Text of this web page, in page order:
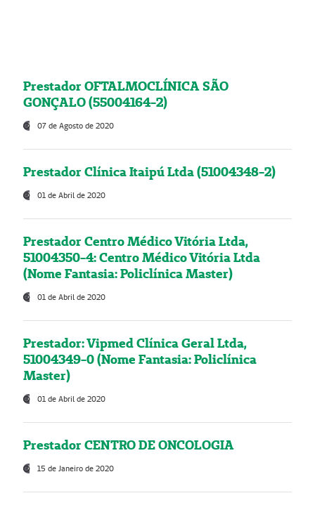
Prestador OFTALMOCLÍNICA SÃO
GONÇALO (55004164-2)
07 de Agosto de 2020
Prestador Clínica Itaipú Ltda (51004348-2)
01 de Abril de 2020
Prestador Centro Médico Vitória Ltda,
51004350-4: Centro Médico Vitória Ltda
(Nome Fantasia: Policlínica Master)
01 de Abril de 2020
Prestador: Vipmed Clínica Geral Ltda,
51004349-0 (Nome Fantasia: Policlínica
Master)
01 de Abril de 2020
Prestador CENTRO DE ONCOLOGIA
15 de Janeiro de 2020